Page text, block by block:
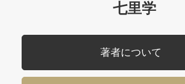
七里学
著者について